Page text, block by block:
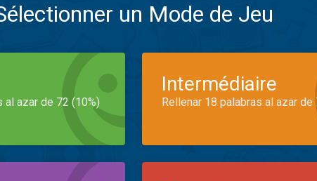
un Mode de Jeu
al azar de 72 (10%)
Intermédiaire
Rellenar 18 palabras al azar de